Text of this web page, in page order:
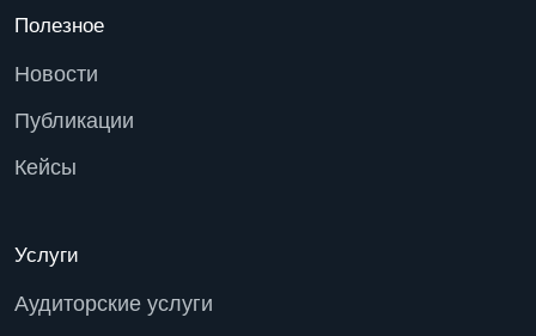
Полезное
Новости
Публикации
Кейсы
Услуги
Аудиторские услуги